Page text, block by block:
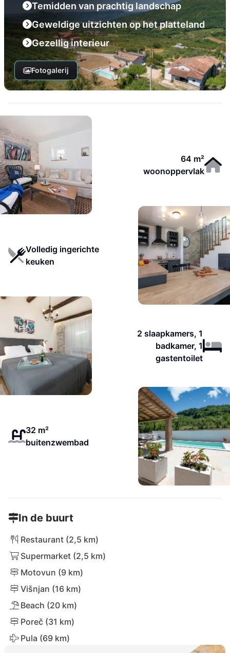
Temidden van prachtig landschap
Geweldige uitzichten op het platteland
Gezellig interieur
Fotogalerij
64 m²
woonoppervlak
Volledig ingerichte
keuken
2 slaapkamers, 1
badkamer, 1
gastentoilet
32 m²
buitenzwembad
In de buurt
Restaurant (2,5 km)
Supermarket (2,5 km)
Motovun (9 km)
Višnjan (16 km)
Beach (20 km)
Poreč (31 km)
Pula (69 km)